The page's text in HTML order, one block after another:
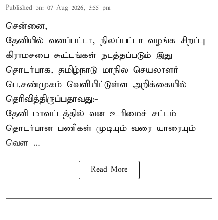
Published on: 07 Aug 2026, 3:55 pm
சென்னை,
தேனியில் வனப்பட்டா, நிலப்பட்டா வழங்க சிறப்பு
கிராமசபை கூட்டங்கள் நடத்தப்படும் இது
தொடர்பாக, தமிழ்நாடு மாநில செயலாளர்
பெ.சண்முகம் வெளியிட்டுள்ள அறிக்கையில்
தெரிவித்திருப்பதாவது:-
தேனி மாவட்டத்தில் வன உரிமைச் சட்டம்
தொடர்பான பணிகள் முடியும் வரை யாரையும்
வெள ...
Read More